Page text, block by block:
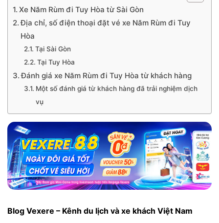
Xe Năm Rùm đi Tuy Hòa từ Sài Gòn
Địa chỉ, số điện thoại đặt vé xe Năm Rùm đi Tuy
Hòa
Tại Sài Gòn
Tại Tuy Hòa
Đánh giá xe Năm Rùm đi Tuy Hòa từ khách hàng
Một số đánh giá từ khách hàng đã trải nghiệm dịch
vụ
Blog Vexere – Kênh du lịch và xe khách Việt Nam